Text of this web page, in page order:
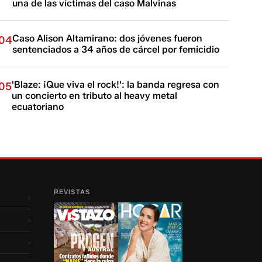
una de las víctimas del caso Malvinas
Caso Alison Altamirano: dos jóvenes fueron
sentenciados a 34 años de cárcel por femicidio
'Blaze: ¡Que viva el rock!': la banda regresa con
un concierto en tributo al heavy metal
ecuatoriano
›
›
›
REVISTAS